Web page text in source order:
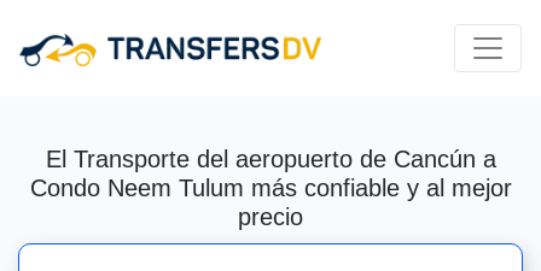
El Transporte del aeropuerto de Cancún a
Condo Neem Tulum más confiable y al mejor
precio